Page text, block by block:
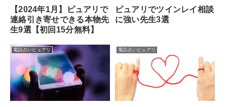
【2024年1月】ピュアリで
連絡引き寄せできる本物先
生9選【初回15分無料】
ピュアリでツインレイ相談
に強い先生3選
電話占いピュアリ 電話占いピュアリ